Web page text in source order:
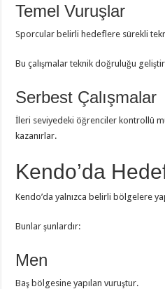
Temel Vuruşlar
Sporcular belirli hedeflere sürekli
Bu çalışmalar teknik doğruluğu
Serbest Çalışmalar
İleri seviyedeki öğrenciler kontrollü
kazanırlar.
Kendo’da
Kendo’da yalnızca belirli bölgelere
Bunlar şunlardır:
Men
Baş bölgesine yapılan vuruştur.